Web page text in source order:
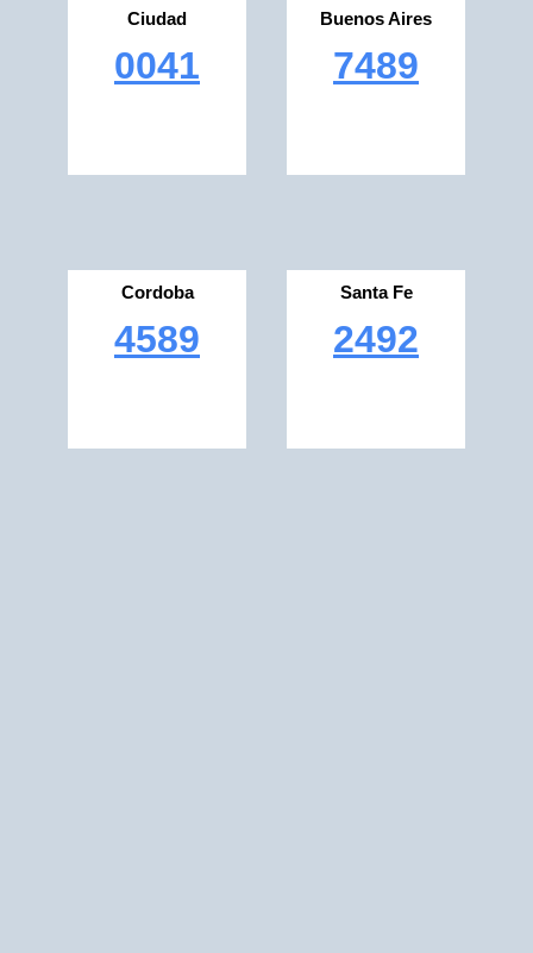
Ciudad
0041
Buenos Aires
7489
Cordoba
4589
Santa Fe
2492